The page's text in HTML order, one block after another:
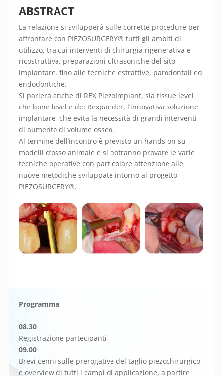
ABSTRACT
La relazione si svilupperà sulle corrette procedure per
affrontare con PIEZOSURGERY® tutti gli ambiti di
utilizzo, tra cui interventi di chirurgia rigenerativa e
ricostruttiva, preparazioni ultrasoniche del sito
implantare, fino alle tecniche estrattive, parodontali ed
endodontiche.
Si parlerà anche di REX PiezoImplant, sia tissue level
che bone level e dei Rexpander, l’innovativa soluzione
implantare, che evita la necessità di grandi interventi
di aumento di volume osseo.
Al termine dell’incontro è previsto un hands-on su
modelli d’osso animale e si potranno provare le varie
tecniche operative con particolare attenzione alle
nuove metodiche sviluppate intorno al progetto
PIEZOSURGERY®.
Programma
08.30
Registrazione partecipanti
09.00
Brevi cenni sulle prerogative del taglio piezochirurgico
e overview di tutti i campi di applicazione, a partire